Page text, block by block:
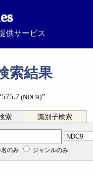
供サービス
索結果
(NDC9)”
索 識別子検索
のみ ジャンルのみ